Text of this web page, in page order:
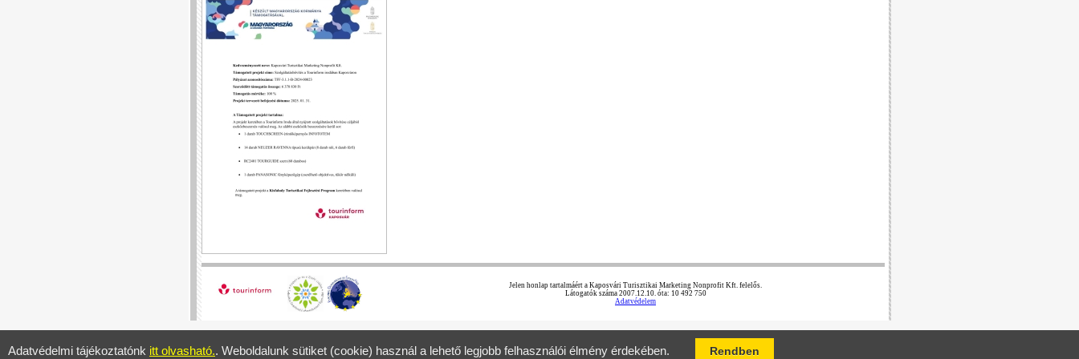
Jelen honlap tartalmáért a Kaposvári Turisztikai Marketing Nonprofit Kft. felelős.
Látogatók száma 2007.12.10. óta: 10 492 750
Adatvédelem
Adatvédelmi tájékoztatónk itt olvasható.. Weboldalunk sütiket (cookie) használ a lehető legjobb felhasználói élmény érdekében. Rendben